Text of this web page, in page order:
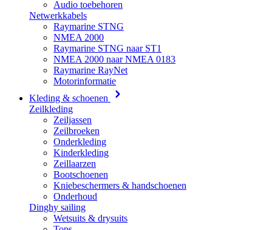
Audio toebehoren
Netwerkkabels
Raymarine STNG
NMEA 2000
Raymarine STNG naar ST1
NMEA 2000 naar NMEA 0183
Raymarine RayNet
Motorinformatie
Kleding & schoenen
Zeilkleding
Zeiljassen
Zeilbroeken
Onderkleding
Kinderkleding
Zeillaarzen
Bootschoenen
Kniebeschermers & handschoenen
Onderhoud
Dinghy sailing
Wetsuits & drysuits